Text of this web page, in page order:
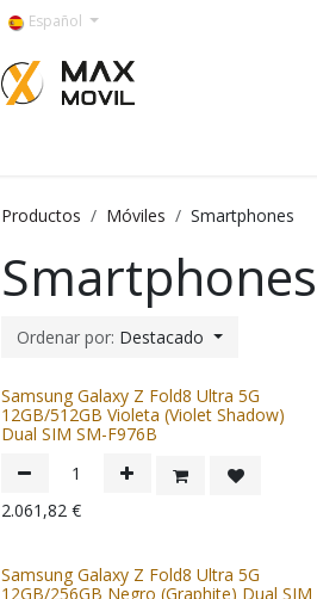
Español
Productos Móviles Smartphones
Smartphones
Ordenar por: Destacado
Samsung Galaxy Z Fold8 Ultra 5G
12GB/512GB Violeta (Violet Shadow)
Dual SIM SM-F976B
2.061,82 €
Samsung Galaxy Z Fold8 Ultra 5G
12GB/256GB Negro (Graphite) Dual SIM